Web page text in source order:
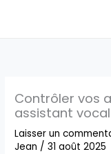
Contrôler vos
assistant
Laisser un
Jean /31 août 2025